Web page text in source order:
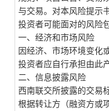
与交易。对本风险提示
投资者可能面对的风险
一、 经济和市场风险
因经济、市场环境变化
投资者应自行承担由此
二、 信息披露风险
西南联交所披露的交易
根据转让方（融资方或